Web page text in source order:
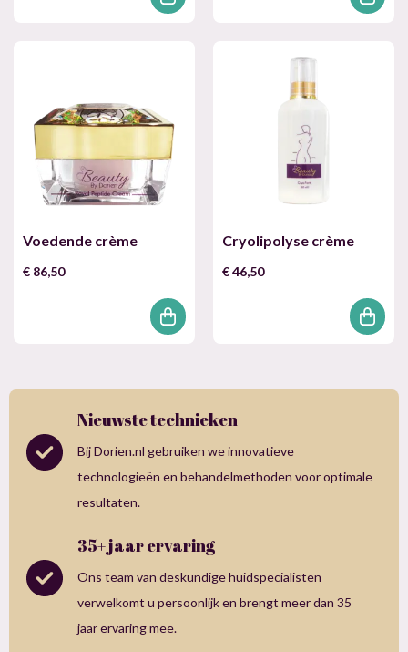
Voedende crème
€ 86,50
Cryolipolyse crème
€46,50
Nieuwste technieken
Bij Dorien.nl gebruiken we innovatieve
technologieën en behandelmethoden voor optimale
resultaten.
35+ jaar ervaring
Ons team van deskundige huidspecialisten
verwelkomt u persoonlijk en brengt meer dan 35
jaar ervaring mee.